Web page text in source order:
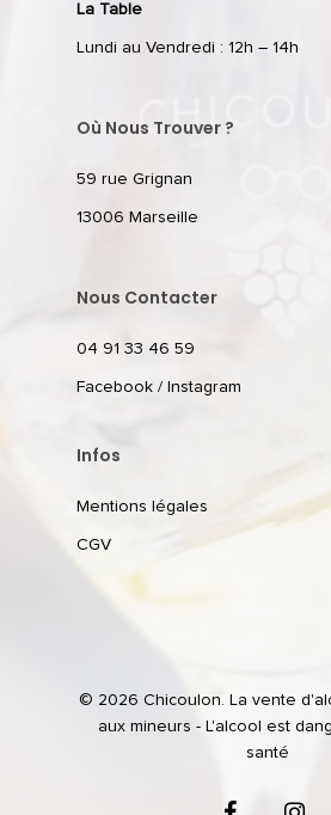
La Table
Lundi au Vendredi : 12h – 14h
Où Nous Trouver ?
59 rue Grignan
13006 Marseille
Nous Contacter
04 91 33 46 59
Facebook / Instagram
Infos
Mentions légales
CGV
© 2026 Chicoulon. La vente
aux mineurs - L'alcool est
santé